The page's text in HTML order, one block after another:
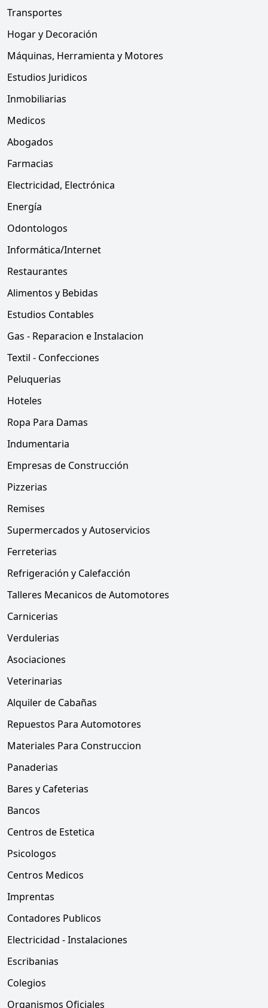
Transportes
Hogar y Decoración
Máquinas, Herramienta y Motores
Estudios Juridicos
Inmobiliarias
Medicos
Abogados
Farmacias
Electricidad, Electrónica
Energía
Odontologos
Informática/Internet
Restaurantes
Alimentos y Bebidas
Estudios Contables
Gas - Reparacion e Instalacion
Textil - Confecciones
Peluquerias
Hoteles
Ropa Para Damas
Indumentaria
Empresas de Construcción
Pizzerias
Remises
Supermercados y Autoservicios
Ferreterias
Refrigeración y Calefacción
Talleres Mecanicos de Automotores
Carnicerias
Verdulerias
Asociaciones
Veterinarias
Alquiler de Cabañas
Repuestos Para Automotores
Materiales Para Construccion
Panaderias
Bares y Cafeterias
Bancos
Centros de Estetica
Psicologos
Centros Medicos
Imprentas
Contadores Publicos
Electricidad - Instalaciones
Escribanias
Colegios
Organismos Oficiales